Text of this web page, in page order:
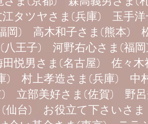
タツヤさま(兵庫) 玉手
岡) 高木和子さま(熊本)
八王子) 河野右心さま(福
悦男さま(名古屋) 佐々
) 村上孝造さま(兵庫) 中
) 立部美好さま(佐賀) 野
(仙台) お役立て下さいさ